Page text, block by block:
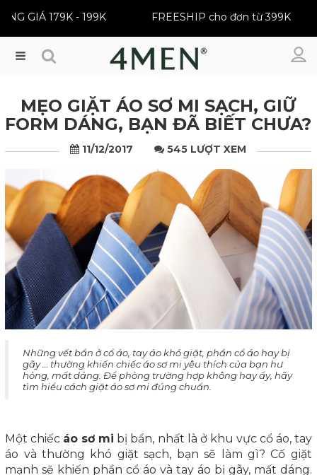
| ĐỒNG GIÁ 179K - 199K FREESHIP cho đơn từ
Menu
MẸO GIẶT ÁO SƠ MI SẠCH, GIỮ
FORM DÁNG, BẠN ĐÃ BIẾT CHƯA?
11/12/2017 545 LƯỢT XEM
Những vết bẩn ở cổ áo, tay áo khó giặt, phần cổ áo hay bị
gãy … thường khiến chiếc áo sơ mi yêu thích của bạn hư
hỏng, mất dáng. Để phòng trường hợp không hay ấy, hãy
tìm hiểu cách giặt áo sơ mi đúng chuẩn.
Một chiếc áo sơ mi bị bẩn, nhất là ở khu vực cổ áo, tay
áo và thường khó giặt sạch, bạn sẽ làm gì? Cố giặt
mạnh sẽ khiến phần cổ áo và tay áo bị gãy, mất dáng.